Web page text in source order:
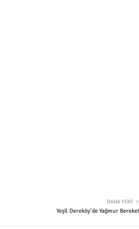
DAHA YENI
Yeşil Dereköy'de Yağmur